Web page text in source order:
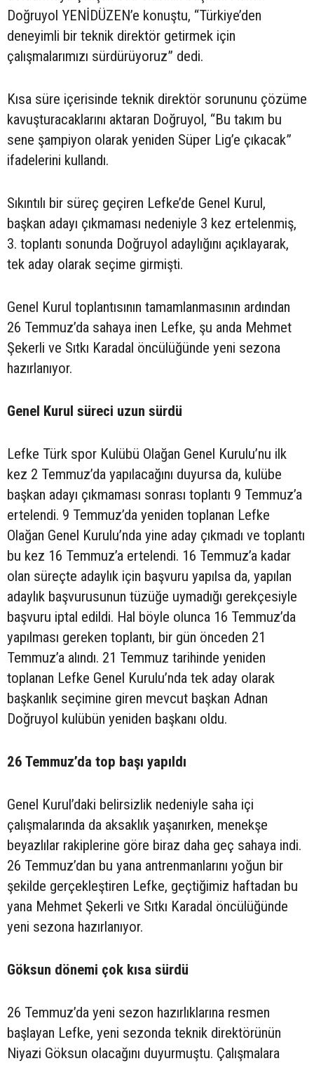
Doğruyol YENİDÜZEN’e konuştu, “Türkiye’den
deneyimli bir teknik direktör getirmek için
çalışmalarımızı sürdürüyoruz” dedi.
Kısa süre içerisinde teknik direktör sorununu çözüme
kavuşturacaklarını aktaran Doğruyol, “Bu takım bu
sene şampiyon olarak yeniden Süper Lig’e çıkacak”
ifadelerini kullandı.
Sıkıntılı bir süreç geçiren Lefke’de Genel Kurul,
başkan adayı çıkmaması nedeniyle 3 kez ertelenmiş,
3. toplantı sonunda Doğruyol adaylığını açıklayarak,
tek aday olarak seçime girmişti.
Genel Kurul toplantısının tamamlanmasının ardından
26 Temmuz’da sahaya inen Lefke, şu anda Mehmet
Şekerli ve Sıtkı Karadal öncülüğünde yeni sezona
hazırlanıyor.
Genel Kurul süreci uzun sürdü
Lefke Türk spor Kulübü Olağan Genel Kurulu’nu ilk
kez 2 Temmuz’da yapılacağını duyursa da, kulübe
başkan adayı çıkmaması sonrası toplantı 9 Temmuz’a
ertelendi. 9 Temmuz’da yeniden toplanan Lefke
Olağan Genel Kurulu’nda yine aday çıkmadı ve toplantı
bu kez 16 Temmuz’a ertelendi. 16 Temmuz’a kadar
olan süreçte adaylık için başvuru yapılsa da, yapılan
adaylık başvurusunun tüzüğe uymadığı gerekçesiyle
başvuru iptal edildi. Hal böyle olunca 16 Temmuz’da
yapılması gereken toplantı, bir gün önceden 21
Temmuz’a alındı. 21 Temmuz tarihinde yeniden
toplanan Lefke Genel Kurulu’nda tek aday olarak
başkanlık seçimine giren mevcut başkan Adnan
Doğruyol kulübün yeniden başkanı oldu.
26 Temmuz’da top başı yapıldı
Genel Kurul’daki belirsizlik nedeniyle saha içi
çalışmalarında da aksaklık yaşanırken, menekşe
beyazlılar rakiplerine göre biraz daha geç sahaya indi.
26 Temmuz’dan bu yana antrenmanlarını yoğun bir
şekilde gerçekleştiren Lefke, geçtiğimiz haftadan bu
yana Mehmet Şekerli ve Sıtkı Karadal öncülüğünde
yeni sezona hazırlanıyor.
Göksun dönemi çok kısa sürdü
26 Temmuz’da yeni sezon hazırlıklarına resmen
başlayan Lefke, yeni sezonda teknik direktörünün
Niyazi Göksun olacağını duyurmuştu. Çalışmalara